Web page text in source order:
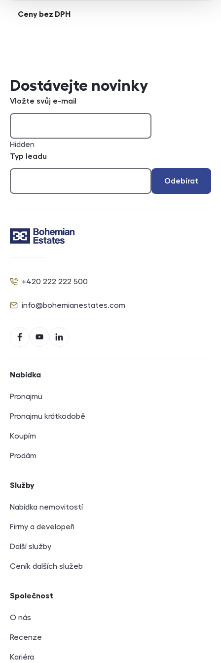
Ceny bez DPH
Dostávejte novinky
Vložte svůj e-mail
Hidden
Typ leadu
Odebírat
Telefon
+420 222 222 500
E-mail
info@bohemianestates.com
FacebookYouTubeLinkedIn
Nabídka
Pronajmu
Pronajmu krátkodobě
Koupím
Prodám
Služby
Nabídka nemovitostí
Firmy a developeři
Další služby
Ceník dalších služeb
Společnost
O nás
Recenze
Kariéra